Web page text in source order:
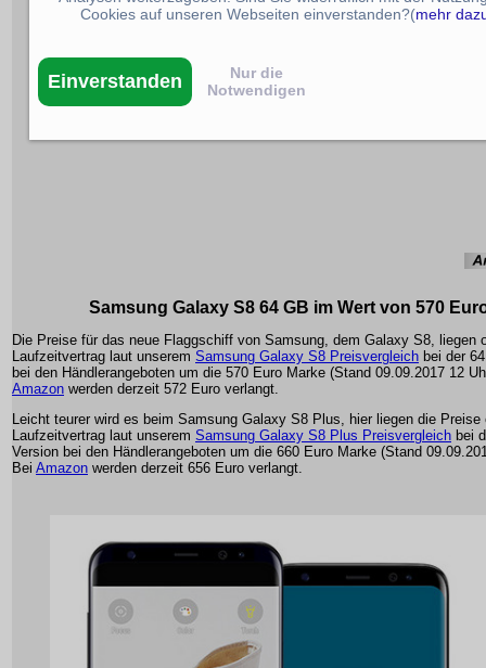
Samsung Galaxy S8 64 GB im Wert von 570
Die Preise für das neue Flaggschiff von Samsung, dem Galaxy S8, liegen
Laufzeitvertrag laut unserem Samsung Galaxy S8 Preisvergleich bei der
bei den Händlerangeboten um die 570 Euro Marke (Stand 09.09.2017 12
Amazon werden derzeit 572 Euro verlangt.
Leicht teurer wird es beim Samsung Galaxy S8 Plus, hier liegen die Preise
Laufzeitvertrag laut unserem Samsung Galaxy S8 Plus Preisvergleich bei
Version bei den Händlerangeboten um die 660 Euro Marke (Stand
Bei Amazon werden derzeit 656 Euro verlangt.
Cookies auf unseren Webseiten einverstanden?(mehr
Einverstanden
Nur die
Notwendigen